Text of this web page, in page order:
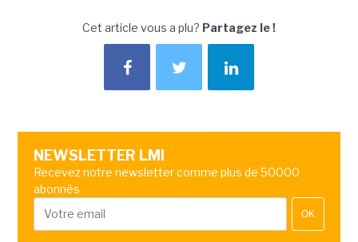
Cet article vous a plu? Partagez le !
NEWSLETTER LMI
Recevez notre newsletter comme plus de 50000
abonnés
OK